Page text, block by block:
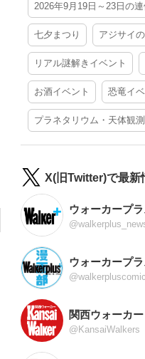
2026年9月19日～23日の
七夕まつり アジサイ
リアル謎解きイベント
お酒イベント 恐竜イ
プラネタリウム・天体観測
X(旧Twitter)で最新
ウォーカープ
ウォーカープ
@walkerpluscomic
関西ウォーカー
@KansaiWalkers